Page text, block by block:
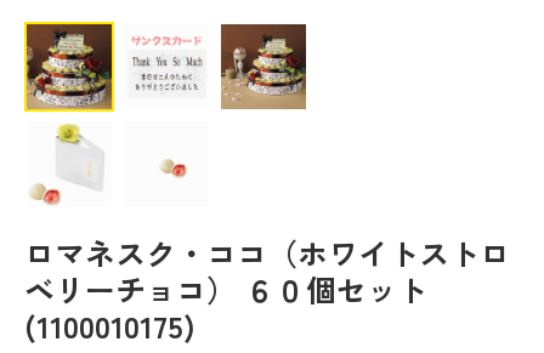
ロマネスク・ココ（ホワイトストロ
ベリーチョコ） ６０個セット
(1100010175)